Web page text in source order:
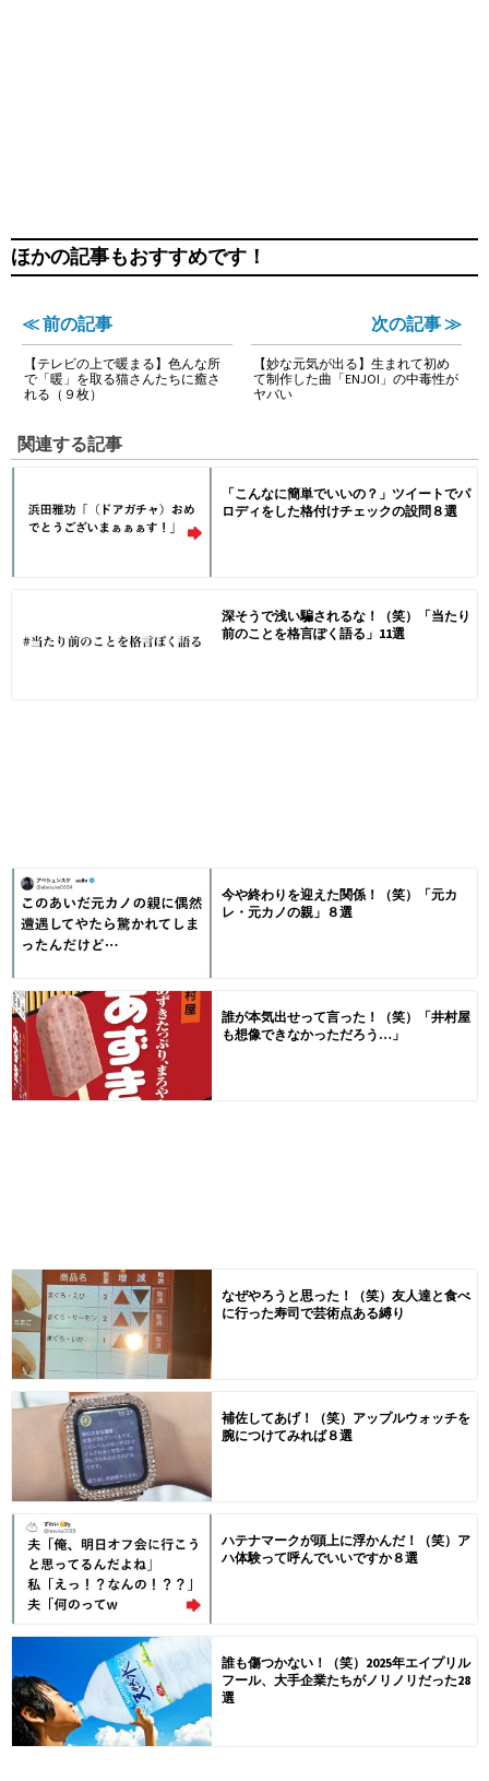
ほかの記事もおすすめです！
≪ 前の記事
【テレビの上で暖まる】色んな所
で「暖」を取る猫さんたちに癒さ
れる（９枚）
次の記事 ≫
【妙な元気が出る】生まれて初め
て制作した曲「ENJOI」の中毒性が
ヤバい
関連する記事
「こんなに簡単でいいの？」ツイートでパ
ロディをした格付けチェックの設問８選
深そうで浅い騙されるな！（笑）「当たり
前のことを格言ぽく語る」11選
今や終わりを迎えた関係！（笑）「元カ
レ・元カノの親」８選
誰が本気出せって言った！（笑）「井村屋
も想像できなかっただろう…」
なぜやろうと思った！（笑）友人達と食べ
に行った寿司で芸術点ある縛り
補佐してあげ！（笑）アップルウォッチを
腕につけてみれば８選
ハテナマークが頭上に浮かんだ！（笑）ア
ハ体験って呼んでいいですか８選
誰も傷つかない！（笑）2025年エイプリル
フール、大手企業たちがノリノリだった28
選